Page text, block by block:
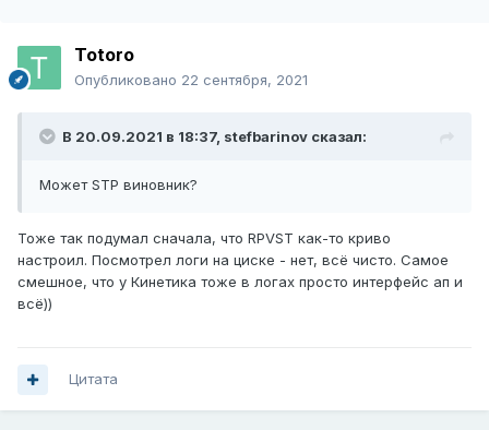
Totoro
Опубликовано 22 сентября, 2021
В 20.09.2021 в 18:37, stefbarinov сказал:
Может STP виновник?
Тоже так подумал сначала, что RPVST как-то криво
настроил. Посмотрел логи на циске - нет, всё чисто. Самое
смешное, что у Кинетика тоже в логах просто интерфейс ап и
всё))
Цитата